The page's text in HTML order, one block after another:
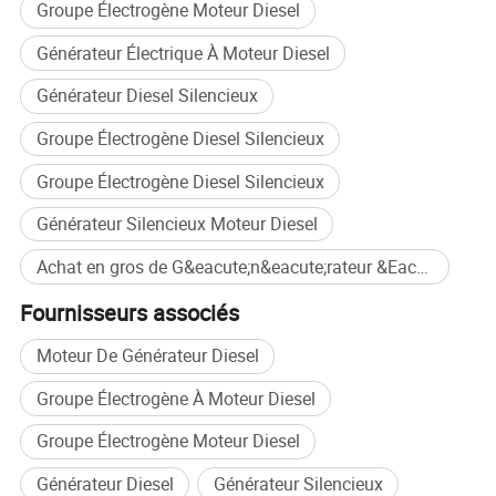
Type de charges
Capacité totale d'installation (kW)
Charge de pointe (kW)
Charge moyenne en fonctionnement (kW)
Charge hors pic (kW)
jour
Plage de fluctuation de charge (kW)
Paramètres du produit
Groupe Électrogène Moteur Diesel
Générateur Électrique À Moteur Diesel
Générateur Diesel Silencieux
Groupe Électrogène Diesel Silencieux
Groupe Électrogène Diesel Silencieux
Générateur Silencieux Moteur Diesel
Achat en gros de G&eacute;n&eacute;rateur &Eacute;lectrique
Fournisseurs associés
Moteur De Générateur Diesel
Groupe Électrogène À Moteur Diesel
Groupe Électrogène Moteur Diesel
Générateur Diesel
Générateur Silencieux